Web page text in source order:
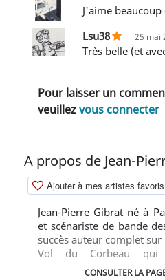
J'aime
Lsu38
25 mai
Très belle (et
Pour laisser un
veuillezvous connecter
A propos de Jean-
Ajouter à mes artistes favoris
Jean-Pierre Gibrat né à
et scénariste de bande
succès auteur complet sur
Vol du Corbeau
reconnaissance populaire
CONSULTER LA